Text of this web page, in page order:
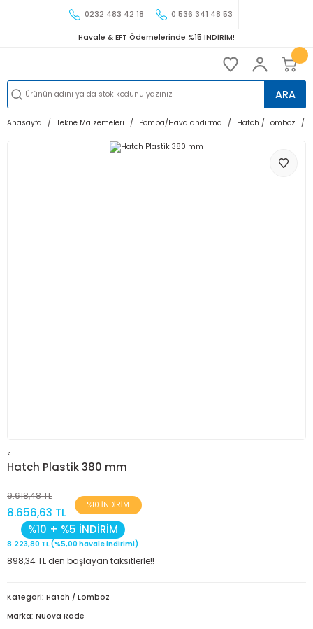
0232 483 42 18 0 536 341 48 53
Havale & EFT Ödemelerinde %15 İNDİRİM!
ARA
Anasayfa Tekne Malzemeleri Pompa/Havalandırma Hatch / Lomboz
<
Hatch Plastik 380 mm
9.618,48 TL
8.656,63 TL
%10 İNDİRİM
%10 + %5 İNDİRİM
8.223,80 TL (%5,00 havale indirimi)
898,34 TL den başlayan taksitlerle!!
Kategori Hatch / Lomboz
Marka Nuova Rade